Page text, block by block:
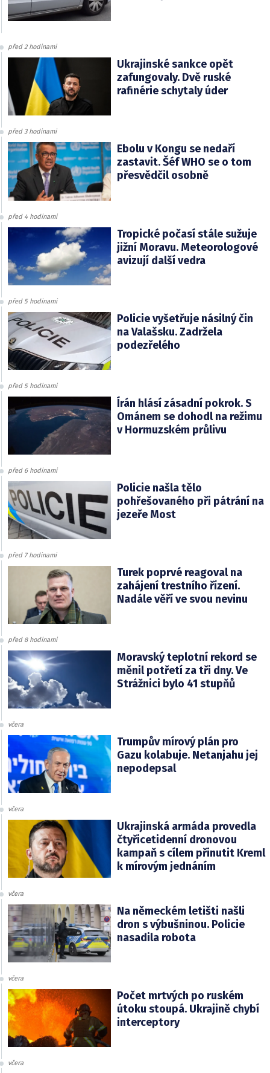
před 2 hodinami
Ukrajinské sankce opět
zafungovaly. Dvě ruské
rafinérie schytaly úder
před 3 hodinami
Ebolu v Kongu se nedaří
zastavit. Šéf WHO se o tom
přesvědčil osobně
před 4 hodinami
Tropické počasí stále sužuje
jižní Moravu. Meteorologové
avizují další vedra
před 5 hodinami
Policie vyšetřuje násilný čin
na Valašsku. Zadržela
podezřelého
před 5 hodinami
Írán hlásí zásadní pokrok. S
Ománem se dohodl na režimu
v Hormuzském průlivu
před 6 hodinami
Policie našla tělo
pohřešovaného při pátrání na
jezeře Most
před 7 hodinami
Turek poprvé reagoval na
zahájení trestního řízení.
Nadále věří ve svou nevinu
před 8 hodinami
Moravský teplotní rekord se
měnil potřetí za tři dny. Ve
Strážnici bylo 41 stupňů
včera
Trumpův mírový plán pro
Gazu kolabuje. Netanjahu jej
nepodepsal
včera
Ukrajinská armáda provedla
čtyřicetidenní dronovou
kampaň s cílem přinutit Kreml
k mírovým jednáním
včera
Na německém letišti našli
dron s výbušninou. Policie
nasadila robota
včera
Počet mrtvých po ruském
útoku stoupá. Ukrajině chybí
interceptory
včera